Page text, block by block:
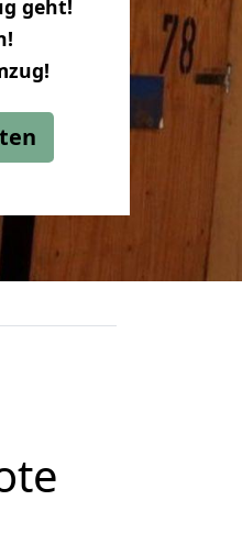
geht!